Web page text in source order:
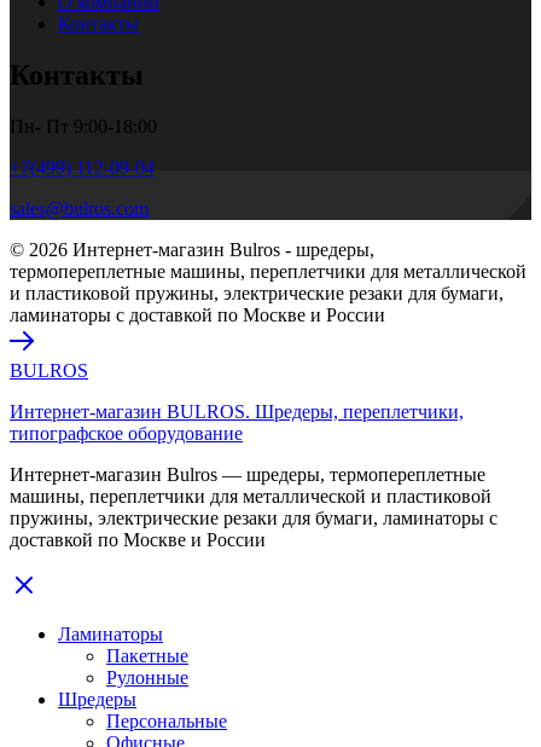
Контакты
Контакты
Пн- Пт 9:00-18:00
+7(499) 112-09-04
sales@bulros.com
© 2026 Интернет-магазин Bulros - шредеры,
термопереплетные машины, переплетчики для металлической
и пластиковой пружины, электрические резаки для бумаги,
ламинаторы с доставкой по Москве и России
BULROS
Интернет-магазин BULROS. Шредеры, переплетчики,
типографское оборудование
Интернет-магазин Bulros — шредеры, термопереплетные
машины, переплетчики для металлической и пластиковой
пружины, электрические резаки для бумаги, ламинаторы с
доставкой по Москве и России
Ламинаторы
Пакетные
Рулонные
Шредеры
Персональные
Офисные